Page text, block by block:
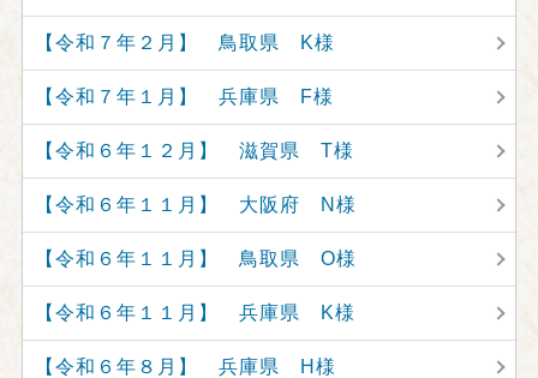
【令和７年２月】 鳥取県 K様
【令和７年１月】 兵庫県 F様
【令和６年１２月】 滋賀県 T様
【令和６年１１月】 大阪府 N様
【令和６年１１月】 鳥取県 O様
【令和６年１１月】 兵庫県 K様
【令和６年８月】 兵庫県 H様